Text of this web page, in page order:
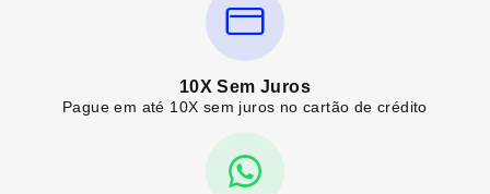
10X Sem Juros
Pague em até 10X sem juros no cartão de crédito